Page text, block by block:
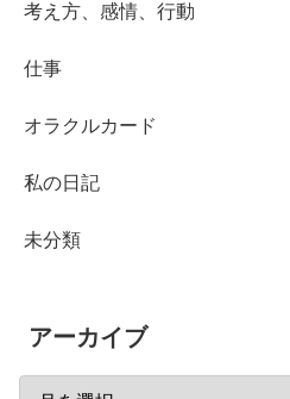
考え方、感情、行動
仕事
オラクルカード
私の日記
未分類
アーカイブ